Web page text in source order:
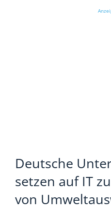
Deutsche
setzen auf IT
von